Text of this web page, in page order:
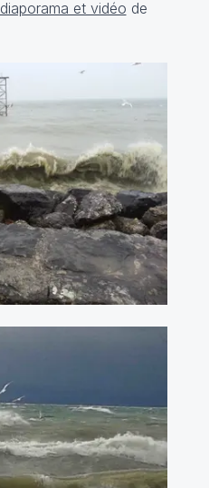
diaporama et vidéo de